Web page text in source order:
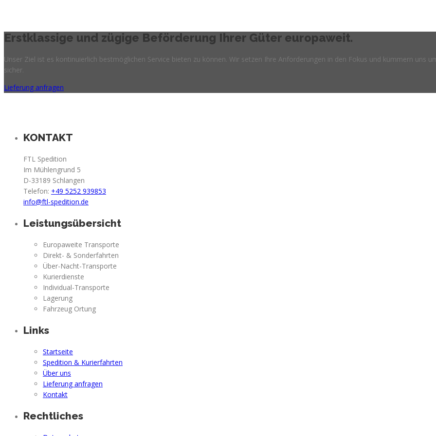
Erstklassige und zügige Beförderung Ihrer Güter europaweit.
Unser Ziel ist es kontinuierlich bestmöglichen Service bieten zu können. Wir setzen Ihre Anforderungen in den Fokus und kümmern uns
sicher.
Lieferung anfragen
KONTAKT
FTL Spedition
Im Mühlengrund 5
D-33189 Schlangen
Telefon: +49 5252 939853
info@ftl-spedition.de
Leistungsübersicht
Europaweite Transporte
Direkt- & Sonderfahrten
Über-Nacht-Transporte
Kurierdienste
Individual-Transporte
Lagerung
Fahrzeug Ortung
Links
Startseite
Spedition & Kurierfahrten
Über uns
Lieferung anfragen
Kontakt
Rechtliches